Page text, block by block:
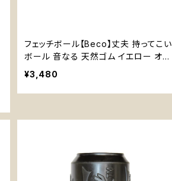
フェッチボール【Beco】丈夫 持ってこい
ボール 音なる 天然ゴム イエロー オレ
ンジ
¥3,480